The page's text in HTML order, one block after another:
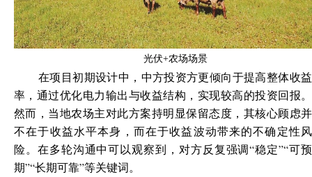
光伏+农场场景
在项目初期设计中，中方投资方更倾向于提高整体收益
率，通过优化电力输出与收益结构，实现较高的投资回报。
然而，当地农场主对此方案持明显保留态度，其核心顾虑并
不在于收益水平本身，而在于收益波动带来的不确定性风
险。在多轮沟通中可以观察到，对方反复强调“稳定”“可预
期”“长期可靠”等关键词。